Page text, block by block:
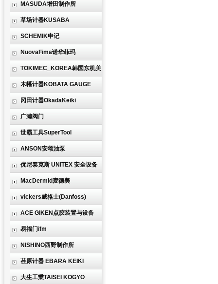
MASUDA增田制作所
草场计器KUSABA
SCHEMIK申记
NuovaFima诺华菲玛
TOKIMEC_KOREA韩国东机美
木幡计器KOBATA GAUGE
冈田计器OkadaKeiki
广濑阀门
世霸工具SuperTool
ANSON安颂油泵
优尼泰克斯 UNITEX 安全设备
MacDermid麦德美
vickers威格士(Danfoss)
ACE GIKEN点胶装置与设备
易福门ifm
NISHINO西野制作所
荏原计器 EBARA KEIKI
大生工業TAISEI KOGYO